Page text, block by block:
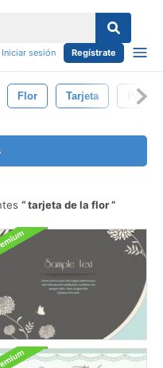
Iniciar sesión Regístrate
Flor Tarjeta Patrón
tarjeta de la flor